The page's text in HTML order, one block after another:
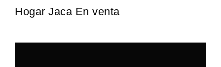
Hogar Jaca En venta